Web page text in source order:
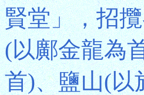
賢堂」，招
(以鄺金龍為
首)、鹽山(以